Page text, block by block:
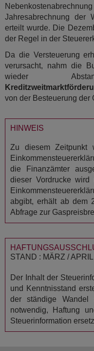
Jahresabrechnung der
erteilt wurde. Die
der Regel in der
Da die Versteuerung
verursacht, nahm die
wieder
von der Besteuerung der
HINWEIS
Zu diesem Zeitpunkt
die Finanzämter
dieser Vordrucke
abgibt, erhält ab dem
Abfrage zur
STAND : MÄRZ /
Der Inhalt der
und Kenntnisstand
der ständige Wandel
notwendig, Haftung
Steuerinformation